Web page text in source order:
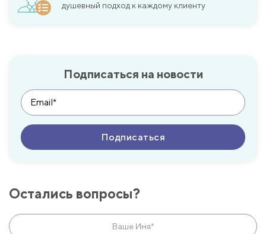
душевный подход к каждому клиенту
Подписаться на новости
Остались вопросы?